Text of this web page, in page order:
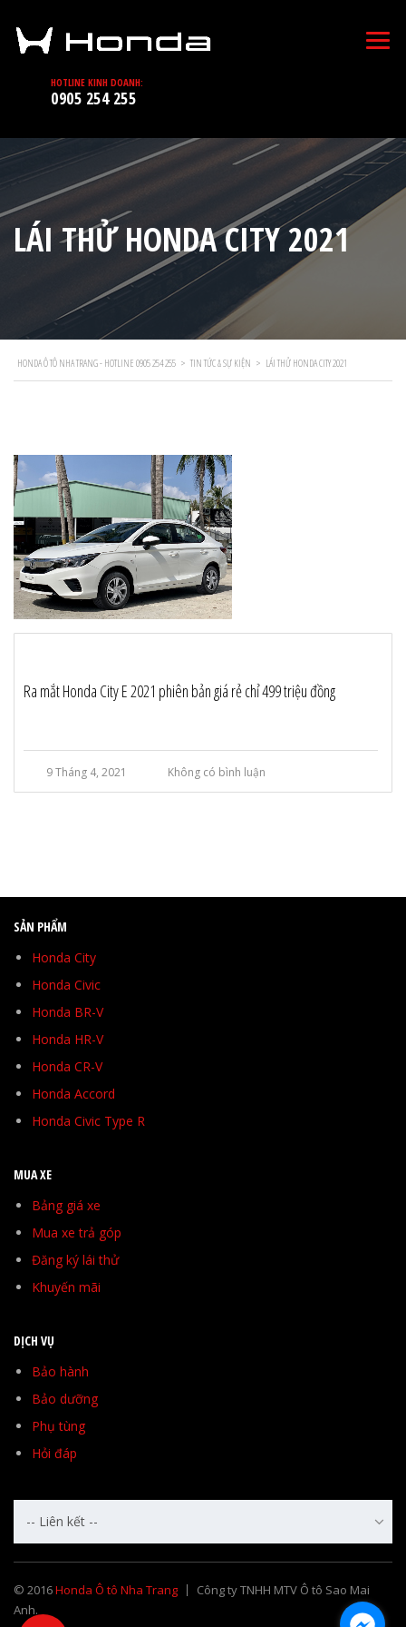
HOTLINE KINH DOANH:
0905 254 255
LÁI THỬ HONDA CITY 2021
HONDA Ô TÔ NHA TRANG - HOTLINE 0905 254 255 > TIN TỨC & SỰ KIỆN > LÁI THỬ HONDA CITY 2021
Ra mắt Honda City E 2021 phiên bản giá rẻ chỉ 499 triệu đồng
9 Tháng 4, 2021 Không có bình luận
SẢN PHẨM
Honda City
Honda Civic
Honda BR-V
Honda HR-V
Honda CR-V
Honda Accord
Honda Civic Type R
MUA XE
Bảng giá xe
Mua xe trả góp
Đăng ký lái thử
Khuyến mãi
DỊCH VỤ
Bảo hành
Bảo dưỡng
Phụ tùng
Hỏi đáp
-- Liên kết --
© 2016Honda Ô tô Nha Trang
Công ty TNHH MTV Ô tô Sao Mai
Anh.